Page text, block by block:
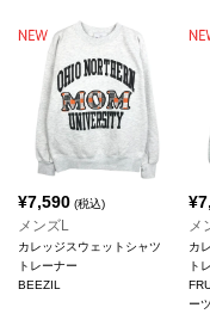
¥7,590 (税込)
メンズL
カレッジスウェットシャツ
トレーナー
BEEZIL
¥
メ
カ
ト
ー